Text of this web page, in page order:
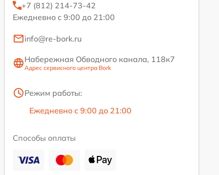
+7 (812) 214-73-42
Ежедневно с 9:00 до 21:00
info@re-bork.ru
Набережная Обводного канала, 118к7
Адрес сервисного центра Bork
Режим работы:
Ежедневно с 9:00 до 21:00
Способы оплаты